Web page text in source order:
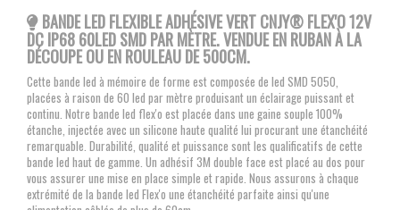
BANDE LED FLEXIBLE ADHÉSIVE VERT CNJY® FLEX'O 12V
DC IP68 60LED SMD PAR MÈTRE. VENDUE EN RUBAN À LA
DÉCOUPE OU EN ROULEAU DE 500CM.
Cette bande led à mémoire de forme est composée de led SMD 5050,
placées à raison de 60 led par mètre produisant un éclairage puissant et
continu. Notre bande led flex'o est placée dans une gaine souple 100%
étanche, injectée avec un silicone haute qualité lui procurant une étanchéité
remarquable. Durabilité, qualité et puissance sont les qualificatifs de cette
bande led haut de gamme. Un adhésif 3M double face est placé au dos pour
vous assurer une mise en place simple et rapide. Nous assurons à chaque
extrémité de la bande led Flex'o une étanchéité parfaite ainsi qu'une